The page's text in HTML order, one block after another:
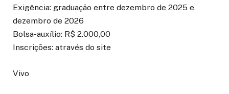
Exigência: graduação entre dezembro de 2025 e
dezembro de 2026
Bolsa-auxílio: R$ 2.000,00
Inscrições: através do site
Vivo